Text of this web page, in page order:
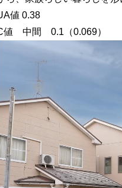
値 0.38
値 中間 0.1（0.069）